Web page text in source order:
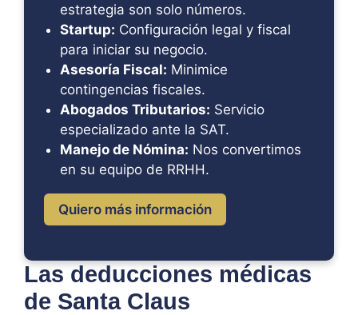
estrategia son solo números.
Startup: Configuración legal y fiscal
para iniciar su negocio.
Asesoría Fiscal: Minimice
contingencias fiscales.
Abogados Tributarios: Servicio
especializado ante la SAT.
Manejo de Nómina: Nos convertimos
en su equipo de RRHH.
Quiero más información
Las deducciones médicas
de Santa Claus